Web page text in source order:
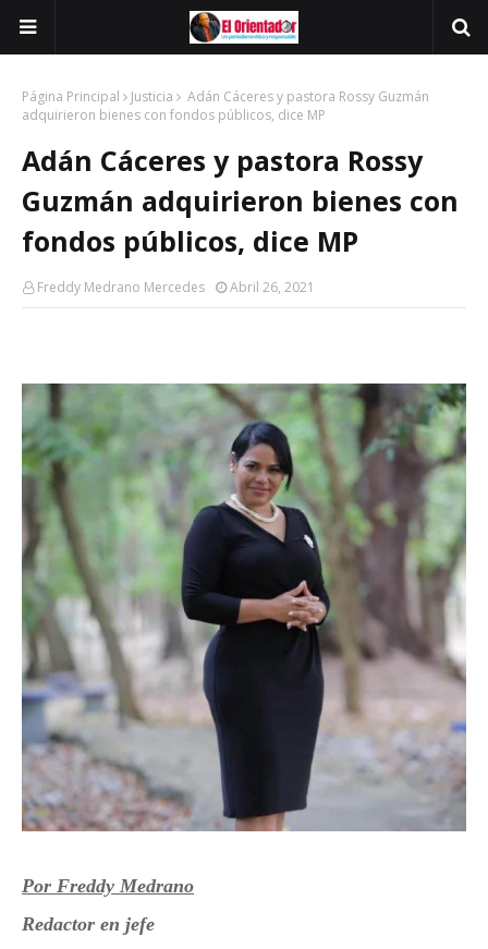
Página Principal Justicia
Adán Cáceres y pastora Rossy Guzmán
adquirieron bienes con fondos públicos, dice MP
Adán Cáceres y pastora Rossy
Guzmán adquirieron bienes con
fondos públicos, dice MP
Freddy Medrano Mercedes Abril 26, 2021
Por Freddy Medrano
Redactor en jefe